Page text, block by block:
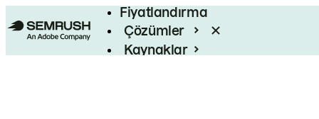
Fiyatlandırma
Çözümler
Kaynaklar